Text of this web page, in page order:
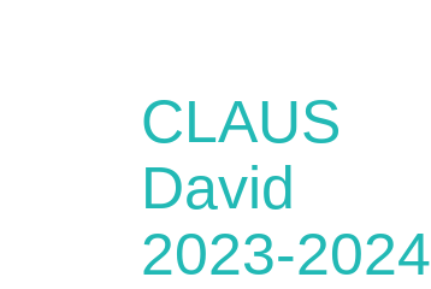
CLAUS
David
2023-2024